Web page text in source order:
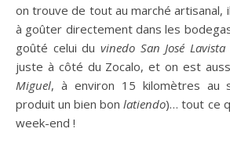
on trouve de tout au marché artisanal,
à goûter directement dans les
goûté celui du vinedo San José Lavista
juste à côté du Zocalo, et on est
Miguel, à environ 15 kilomètres au
produit un bien bonlatiendo)… tout ce
week-end !